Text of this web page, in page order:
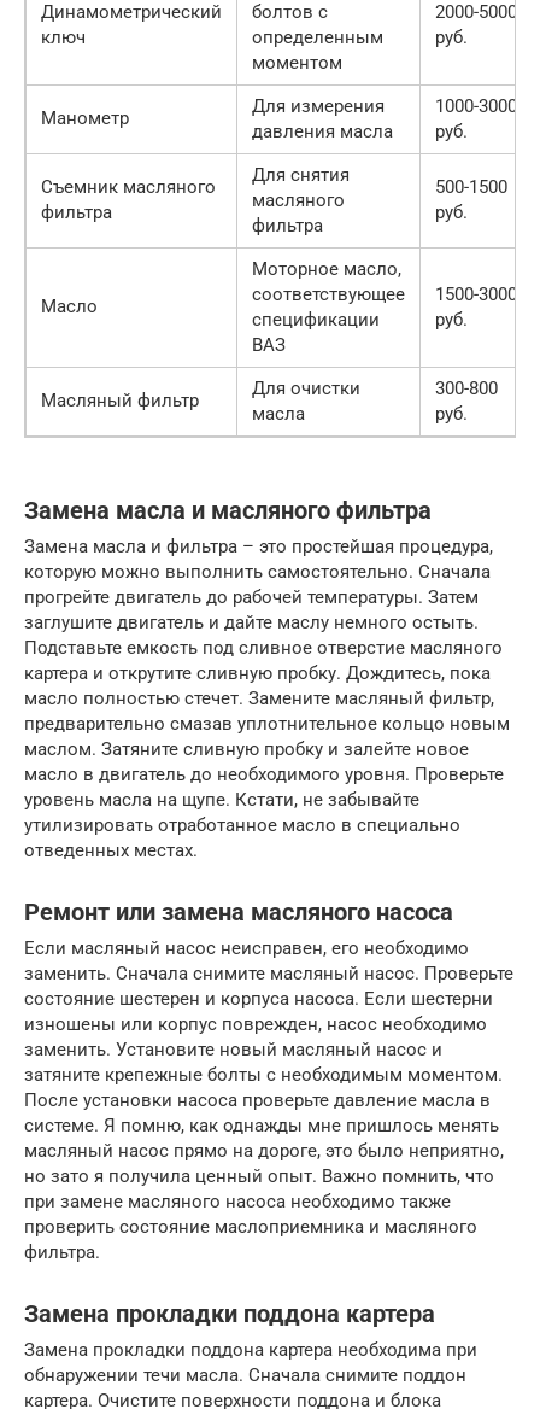
Динамометрический
ключ
болтов с
определенным
моментом
2000-5000
руб.
Манометр
Для измерения
давления масла
1000-3000
руб.
Съемник масляного
фильтра
Для снятия
масляного
фильтра
500-1500
руб.
Масло
Моторное масло,
соответствующее
спецификации
ВАЗ
1500-3000
руб.
Масляный фильтр
Для очистки
масла
300-800
руб.
Замена масла и масляного фильтра
Замена масла и фильтра – это простейшая процедура,
которую можно выполнить самостоятельно. Сначала
прогрейте двигатель до рабочей температуры. Затем
заглушите двигатель и дайте маслу немного остыть.
Подставьте емкость под сливное отверстие масляного
картера и открутите сливную пробку. Дождитесь, пока
масло полностью стечет. Замените масляный фильтр,
предварительно смазав уплотнительное кольцо новым
маслом. Затяните сливную пробку и залейте новое
масло в двигатель до необходимого уровня. Проверьте
уровень масла на щупе. Кстати, не забывайте
утилизировать отработанное масло в специально
отведенных местах.
Ремонт или замена масляного насоса
Если масляный насос неисправен, его необходимо
заменить. Сначала снимите масляный насос. Проверьте
состояние шестерен и корпуса насоса. Если шестерни
изношены или корпус поврежден, насос необходимо
заменить. Установите новый масляный насос и
затяните крепежные болты с необходимым моментом.
После установки насоса проверьте давление масла в
системе. Я помню, как однажды мне пришлось менять
масляный насос прямо на дороге, это было неприятно,
но зато я получила ценный опыт. Важно помнить, что
при замене масляного насоса необходимо также
проверить состояние маслоприемника и масляного
фильтра.
Замена прокладки поддона картера
Замена прокладки поддона картера необходима при
обнаружении течи масла. Сначала снимите поддон
картера. Очистите поверхности поддона и блока